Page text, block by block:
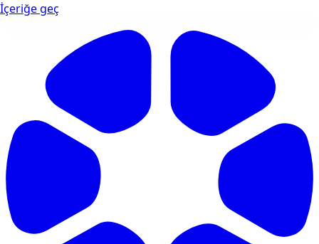
İçeriğe geç